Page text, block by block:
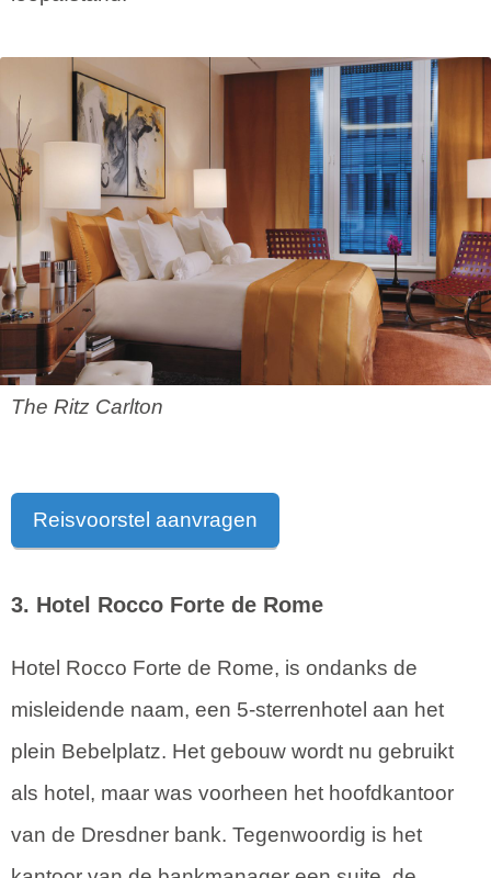
The Ritz Carlton
Reisvoorstel aanvragen
3. Hotel Rocco Forte de Rome
Hotel Rocco Forte de Rome, is ondanks de
misleidende naam, een 5-sterrenhotel aan het
plein Bebelplatz. Het gebouw wordt nu gebruikt
als hotel, maar was voorheen het hoofdkantoor
van de Dresdner bank. Tegenwoordig is het